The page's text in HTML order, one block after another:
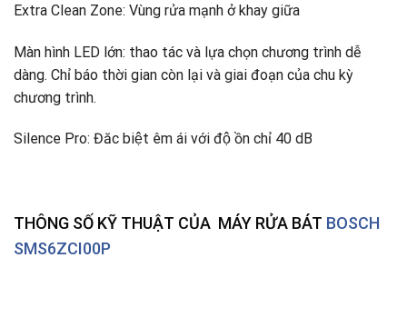
Extra Clean Zone: Vùng rửa mạnh ở khay giữa
Màn hình LED lớn: thao tác và lựa chọn chương trình dễ
dàng. Chỉ báo thời gian còn lại và giai đoạn của chu kỳ
chương trình.
Silence Pro: Đăc biệt êm ái với độ ồn chỉ 40 dB
THÔNG SỐ KỸ THUẬT CỦA MÁY RỬA BÁT BOSCH
SMS6ZCI00P